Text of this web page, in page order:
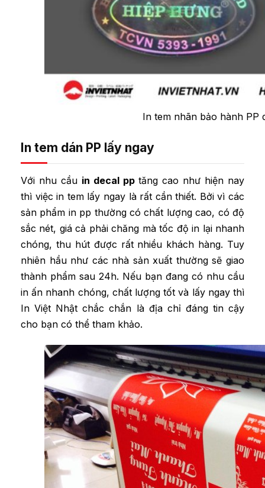
In tem nhãn bảo hành PP
In tem dán PP lấy ngay
Với nhu cầu in decal pptăng cao như hiện nay
thì việc in tem lấy ngay là rất cần thiết. Bởi vì các
sản phẩm in pp thường có chất lượng cao, có độ
sắc nét, giá cả phải chăng mà tốc độ in lại nhanh
chóng, thu hút được rất nhiều khách hàng. Tuy
nhiên hầu như các nhà sản xuất thường sẽ giao
thành phẩm sau 24h. Nếu bạn đang có nhu cầu
in ấn nhanh chóng, chất lượng tốt và lấy ngay thì
In Việt Nhật chắc chắn là địa chỉ đáng tin cậy
cho bạn có thể tham khảo.